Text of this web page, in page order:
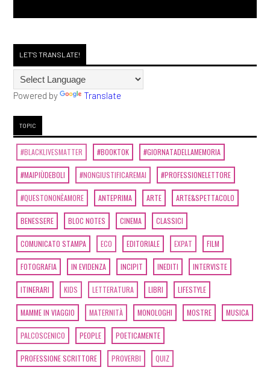
LET'S TRANSLATE!
Powered by Translate
TOPIC
#BLACKLIVESMATTER #BOOKTOK #GIORNATADELLAMEMORIA
#MAIPIÙDEBOLI #NONGIUSTIFICAREMAI #PROFESSIONELETTORE
#QUESTONONÈAMORE ANTEPRIMA ARTE ARTE&SPETTACOLO
BENESSERE BLOC NOTES CINEMA CLASSICI
COMUNICATO STAMPA ECO EDITORIALE EXPAT FILM
FOTOGRAFIA IN EVIDENZA INCIPIT INEDITI INTERVISTE
ITINERARI KIDS LETTERATURA LIBRI LIFESTYLE
MAMME IN VIAGGIO MATERNITÀ MONOLOGHI MOSTRE MUSICA
PALCOSCENICO PEOPLE POETICAMENTE
PROFESSIONE SCRITTORE PROVERBI QUIZ